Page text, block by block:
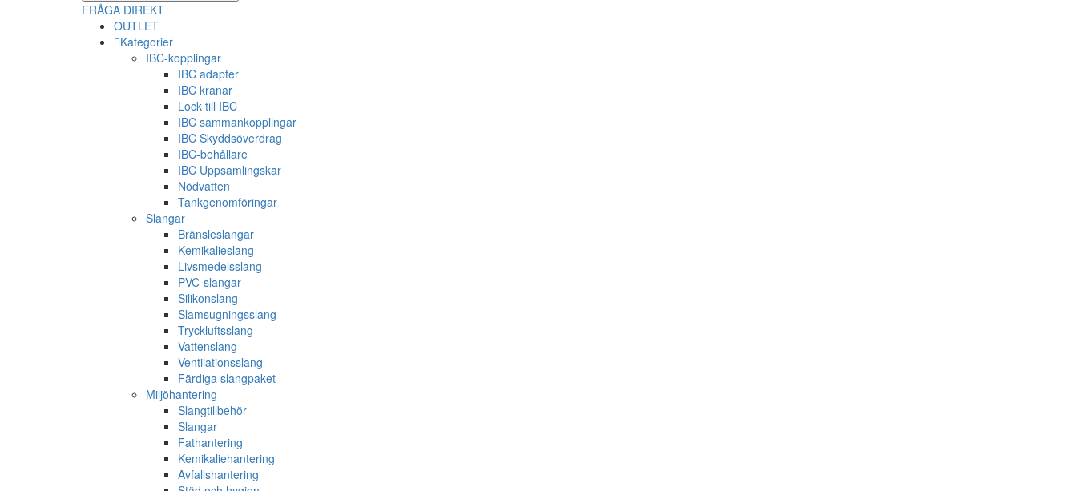
FRÅGA DIREKT
OUTLET
Kategorier
IBC-kopplingar
IBC adapter
IBC kranar
Lock till IBC
IBC sammankopplingar
IBC Skyddsöverdrag
IBC-behållare
IBC Uppsamlingskar
Nödvatten
Tankgenomföringar
Slangar
Bränsleslangar
Kemikalieslang
Livsmedelsslang
PVC-slangar
Silikonslang
Slamsugningsslang
Tryckluftsslang
Vattenslang
Ventilationsslang
Färdiga slangpaket
Miljöhantering
Slangtillbehör
Slangar
Fathantering
Kemikaliehantering
Avfallshantering